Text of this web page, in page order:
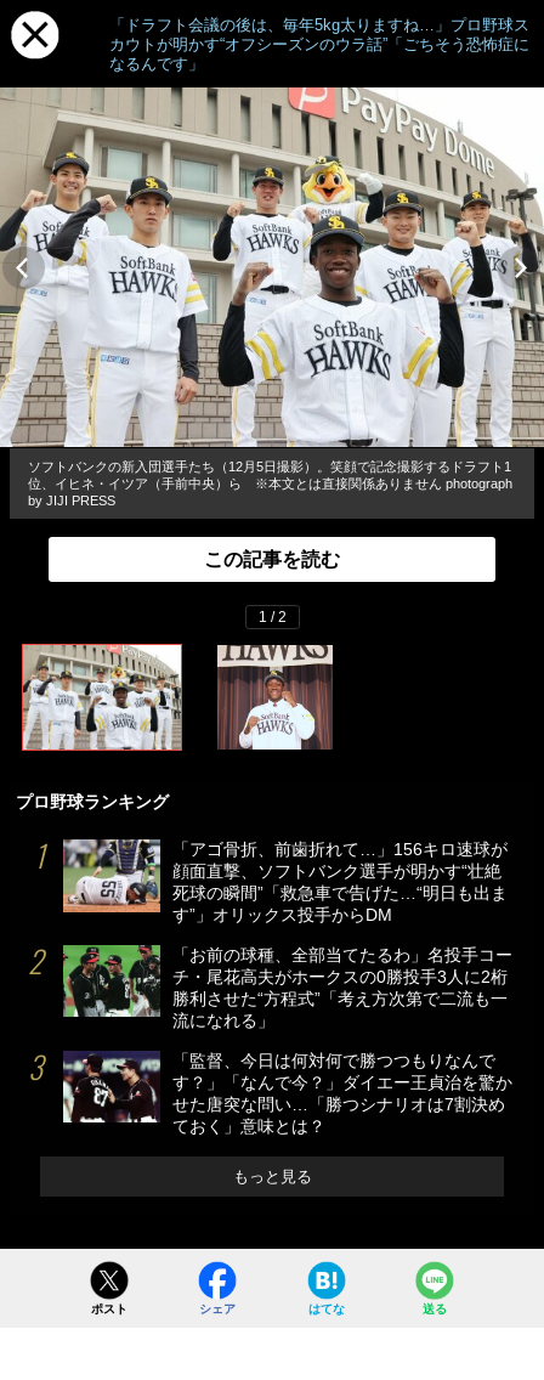
「ドラフト会議の後は、毎年5kg太りますね…」プロ野球ス
カウトが明かす“オフシーズンのウラ話”「ごちそう恐怖症に
なるんです」
ソフトバンクの新入団選手たち（12月5日撮影）。笑顔で記念撮影するドラフト1
位、イヒネ・イツア（手前中央）ら ※本文とは直接関係ありません photograph
by JIJI PRESS
この記事を読む
1 / 2
プロ野球ランキング
「アゴ骨折、前歯折れて…」156キロ速球が
顔面直撃、ソフトバンク選手が明かす“壮絶
死球の瞬間”「救急車で告げた…“明日も出ま
す”」オリックス投手からDM
「お前の球種、全部当てたるわ」名投手コー
チ・尾花高夫がホークスの0勝投手3人に2桁
勝利させた“方程式”「考え方次第で二流も一
流になれる」
「監督、今日は何対何で勝つつもりなんで
す？」「なんで今？」ダイエー王貞治を驚か
せた唐突な問い…「勝つシナリオは7割決め
ておく」意味とは？
もっと見る
ポスト シェア はてな 送る